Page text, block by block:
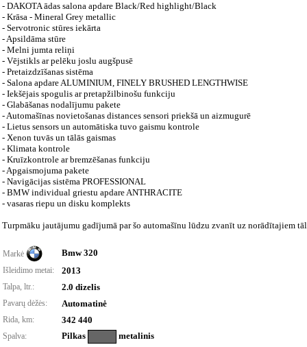
- DAKOTA ādas salona apdare Black/Red highlight/Black
- Krāsa - Mineral Grey metallic
- Servotronic stūres iekārta
- Apsildāma stūre
- Melni jumta reliņi
- Vējstikls ar pelēku joslu augšpusē
- Pretaizdzīšanas sistēma
- Salona apdare ALUMINIUM, FINELY BRUSHED LENGTHWISE
- Iekšējais spogulis ar pretapžilbinošu funkciju
- Glabāšanas nodalījumu pakete
- Automašīnas novietošanas distances sensori priekšā un aizmugurē
- Lietus sensors un automātiska tuvo gaismu kontrole
- Xenon tuvās un tālās gaismas
- Klimata kontrole
- Kruīzkontrole ar bremzēšanas funkciju
- Apgaismojuma pakete
- Navigācijas sistēma PROFESSIONAL
- BMW individual griestu apdare ANTHRACITE
- vasaras riepu un disku komplekts
Turpmāku jautājumu gadījumā par šo automašīnu lūdzu zvanīt uz norādītajiem
Markė Bmw 320
Išleidimo metai: 2013
Talpa, ltr.: 2.0 dizelis
Pavarų dėžės: Automatinė
Rida, km: 342 440
Spalva: Pilkas metalinis